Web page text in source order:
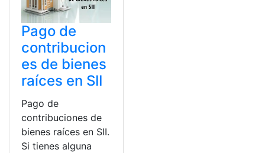
Pago de
contribucion
es de bienes
raíces en SII
Pago de
contribuciones de
bienes raíces en SII.
Si tienes alguna